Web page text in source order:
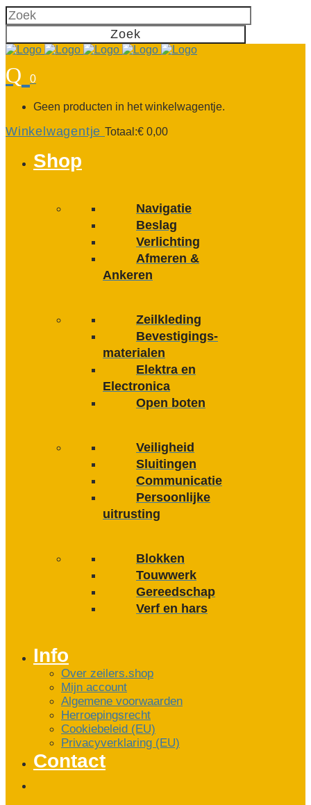
0
Geen producten in het winkelwagentje.
Winkelwagentje Totaal:€ 0,00
Shop
Navigatie
Beslag
Verlichting
Afmeren &
Ankeren
Zeilkleding
Bevestigings­­
materialen
Elektra en
Electronica
Open boten
Veiligheid
Sluitingen
Communicatie
Persoonlijke
uitrusting
Blokken
Touwwerk
Gereedschap
Verf en hars
Info
Over zeilers.shop
Mijn account
Algemene voorwaarden
Herroepingsrecht
Cookiebeleid (EU)
Privacyverklaring (EU)
Contact